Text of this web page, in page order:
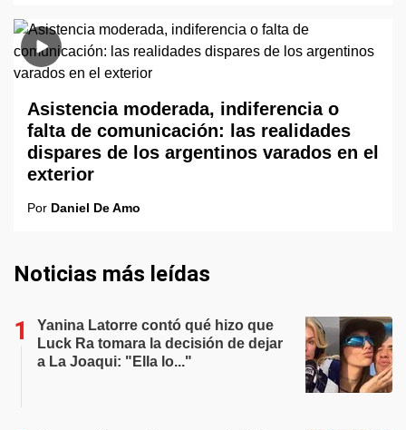
Asistencia moderada, indiferencia o
falta de comunicación: las realidades
dispares de los argentinos varados en el
exterior
Por Daniel De Amo
Noticias más leídas
Yanina Latorre contó qué hizo que
Luck Ra tomara la decisión de dejar
a La Joaqui: "Ella lo..."